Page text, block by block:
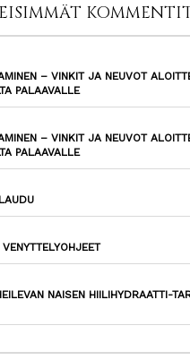
– VINKIT JA NEUVOT
PALAAVALLE
– VINKIT JA NEUVOT
PALAAVALLE
NAISEN HIILIHYDRAATTI-